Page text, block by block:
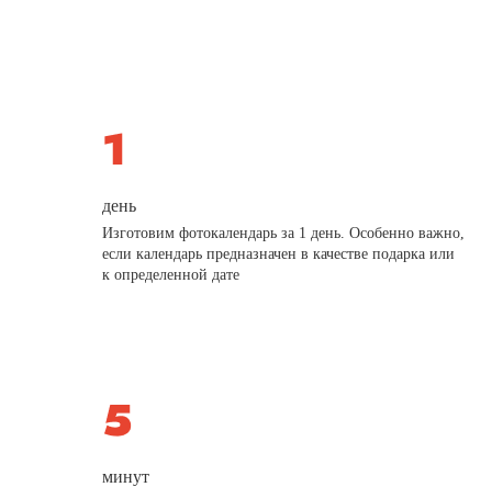
день
Изготовим фотокалендарь за 1 день. Особенно важно,
если календарь предназначен в качестве подарка или
к определенной дате
минут